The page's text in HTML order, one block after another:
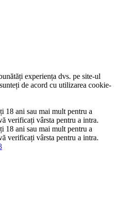
experiența dvs. pe site-ul
de acord cu utilizarea cookie-
18 ani sau mai mult pentru a
verificați vârsta pentru a intra.
18 ani sau mai mult pentru a
verificați vârsta pentru a intra.